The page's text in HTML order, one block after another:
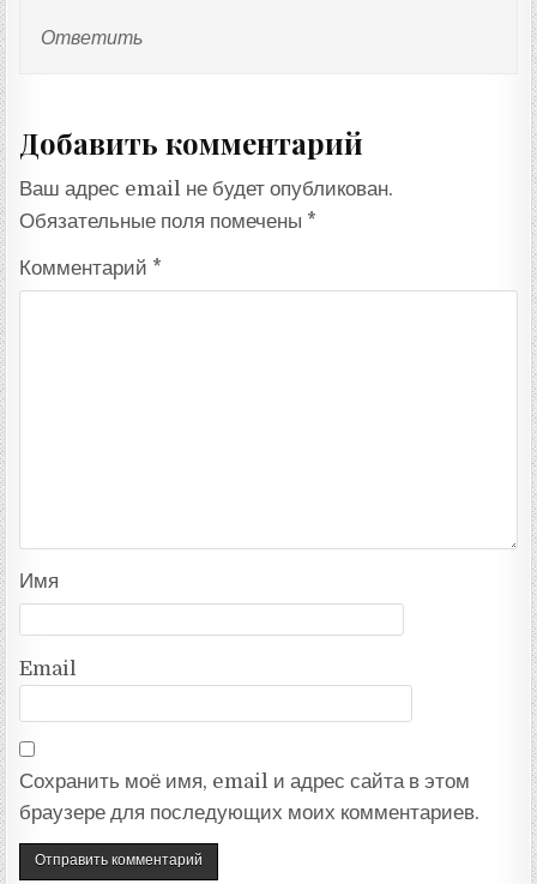
Ответить
Добавить комментарий
Ваш адрес email не будет опубликован.
Обязательные поля помечены *
Комментарий *
Имя
Email
Сохранить моё имя, email и адрес сайта в этом
браузере для последующих моих комментариев.